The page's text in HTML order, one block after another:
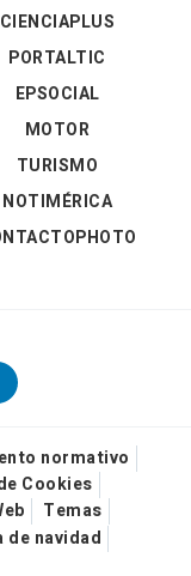
CIENCIAPLUS
PORTALTIC
EPSOCIAL
MOTOR
TURISMO
NOTIMÉRICA
normativo
Cookies
Temas
de navidad